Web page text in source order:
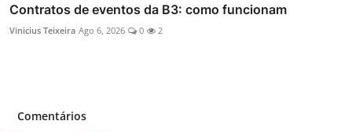
Contratos de eventos da B3: como funcionam
Vinicius Teixeira Ago 6, 2026 0 2
Comentários